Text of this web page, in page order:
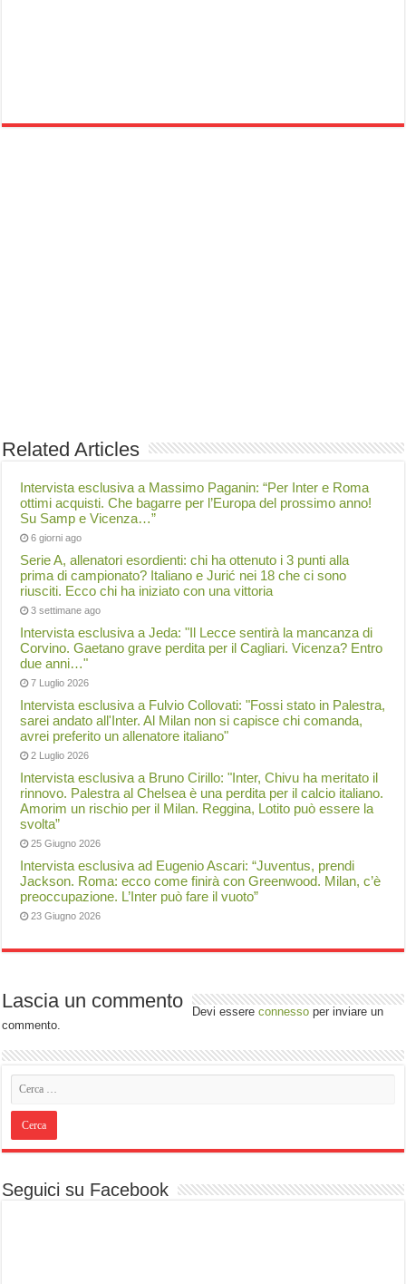
Related Articles
Intervista esclusiva a Massimo Paganin: “Per Inter e Roma
ottimi acquisti. Che bagarre per l’Europa del prossimo anno!
Su Samp e Vicenza…”
6 giorni ago
Serie A, allenatori esordienti: chi ha ottenuto i 3 punti alla
prima di campionato? Italiano e Jurić nei 18 che ci sono
riusciti. Ecco chi ha iniziato con una vittoria
3 settimane ago
Intervista esclusiva a Jeda: "Il Lecce sentirà la mancanza di
Corvino. Gaetano grave perdita per il Cagliari. Vicenza? Entro
due anni…"
7 Luglio 2026
Intervista esclusiva a Fulvio Collovati: "Fossi stato in Palestra,
sarei andato all'Inter. Al Milan non si capisce chi comanda,
avrei preferito un allenatore italiano"
2 Luglio 2026
Intervista esclusiva a Bruno Cirillo: "Inter, Chivu ha meritato il
rinnovo. Palestra al Chelsea è una perdita per il calcio italiano.
Amorim un rischio per il Milan. Reggina, Lotito può essere la
svolta”
25 Giugno 2026
Intervista esclusiva ad Eugenio Ascari: “Juventus, prendi
Jackson. Roma: ecco come finirà con Greenwood. Milan, c’è
preoccupazione. L’Inter può fare il vuoto”
23 Giugno 2026
Lascia un commento Devi essereconnesso per inviare un
commento.
Seguici su Facebook